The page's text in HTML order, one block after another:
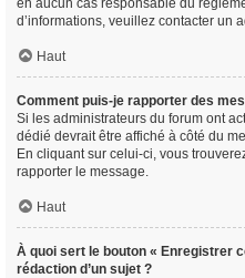
en aucun cas responsable du
d’informations, veuillez contacter un
Haut
Comment puis-je rapporter des
Si les administrateurs du forum ont
dédié devrait être affiché à côté du
En cliquant sur celui-ci, vous
rapporter le message.
Haut
À quoi sert le bouton « Enregistrer
rédaction d’un sujet ?